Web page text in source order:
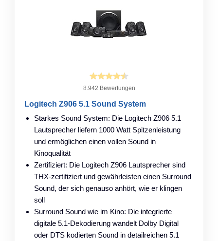
8.942 Bewertungen
Logitech Z906 5.1 Sound System
Starkes Sound System: Die Logitech Z906 5.1
Lautsprecher liefern 1000 Watt Spitzenleistung
und ermöglichen einen vollen Sound in
Kinoqualität
Zertifiziert: Die Logitech Z906 Lautsprecher sind
THX-zertifiziert und gewährleisten einen Surround
Sound, der sich genauso anhört, wie er klingen
soll
Surround Sound wie im Kino: Die integrierte
digitale 5.1-Dekodierung wandelt Dolby Digital
oder DTS kodierten Sound in detailreichen 5.1